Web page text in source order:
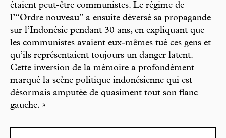
étaient peut-être communistes. Le régime de
l’“Ordre nouveau” a ensuite déversé sa propagande
sur l’Indonésie pendant 30 ans, en expliquant que
les communistes avaient eux-mêmes tué ces gens et
qu’ils représentaient toujours un danger latent.
Cette inversion de la mémoire a profondément
marqué la scène politique indonésienne qui est
désormais amputée de quasiment tout son flanc
gauche. »